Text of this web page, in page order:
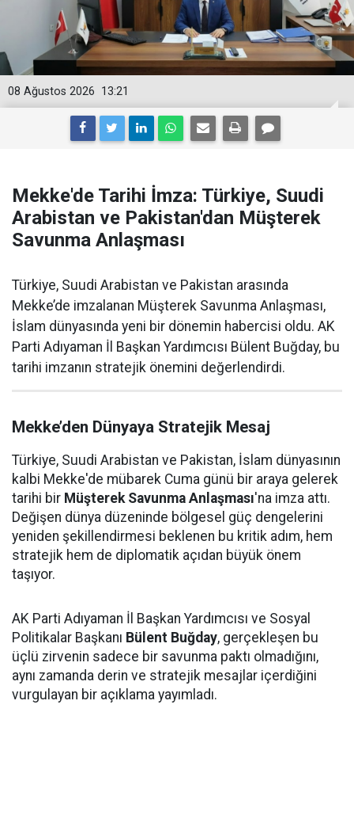
13:21
08 Ağustos 2026
Mekke'de Tarihi İmza: Türkiye, Suudi
Arabistan ve Pakistan'dan Müşterek
Savunma Anlaşması
Türkiye, Suudi Arabistan ve Pakistan arasında
Mekke’de imzalanan Müşterek Savunma Anlaşması,
İslam dünyasında yeni bir dönemin habercisi oldu. AK
Parti Adıyaman İl Başkan Yardımcısı Bülent Buğday, bu
tarihi imzanın stratejik önemini değerlendirdi.
Mekke’den Dünyaya Stratejik Mesaj
Türkiye, Suudi Arabistan ve Pakistan, İslam dünyasının
kalbi Mekke'de mübarek Cuma günü bir araya gelerek
tarihi bir Müşterek Savunma Anlaşması'na imza attı.
Değişen dünya düzeninde bölgesel güç dengelerini
yeniden şekillendirmesi beklenen bu kritik adım, hem
stratejik hem de diplomatik açıdan büyük önem
taşıyor.
AK Parti Adıyaman İl Başkan Yardımcısı ve Sosyal
Politikalar Başkanı Bülent Buğday, gerçekleşen bu
üçlü zirvenin sadece bir savunma paktı olmadığını,
aynı zamanda derin ve stratejik mesajlar içerdiğini
vurgulayan bir açıklama yayımladı.